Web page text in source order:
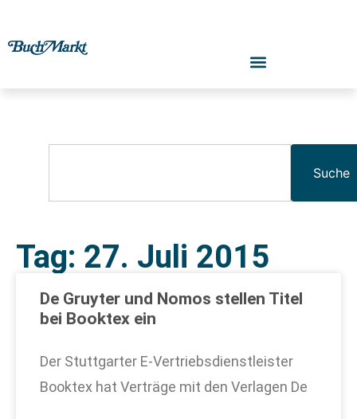
Suche
Tag: 27. Juli 2015
De Gruyter und Nomos stellen Titel
bei Booktex ein
Der Stuttgarter E-Vertriebsdienstleister
Booktex hat Verträge mit den Verlagen De